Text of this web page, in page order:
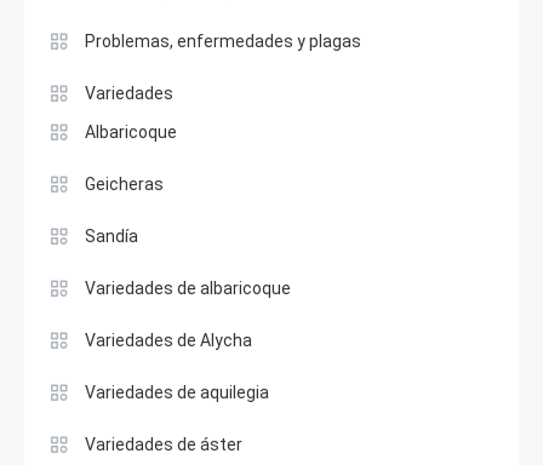
Problemas, enfermedades y plagas
Variedades
Albaricoque
Geicheras
Sandía
Variedades de albaricoque
Variedades de Alycha
Variedades de aquilegia
Variedades de áster